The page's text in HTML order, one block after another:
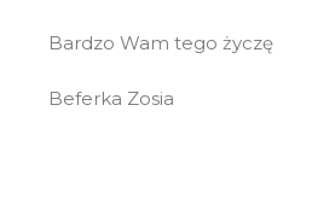
Bardzo Wam tego życzę
Beferka Zosia